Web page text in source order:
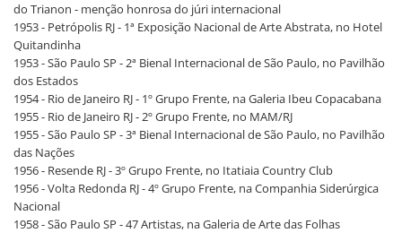
do Trianon - menção honrosa do júri internacional
1953 - Petrópolis RJ - 1ª Exposição Nacional de Arte Abstrata, no Hotel
Quitandinha
1953 - São Paulo SP - 2ª Bienal Internacional de São Paulo, no Pavilhão
dos Estados
1954 - Rio de Janeiro RJ - 1º Grupo Frente, na Galeria Ibeu Copacabana
1955 - Rio de Janeiro RJ - 2º Grupo Frente, no MAM/RJ
1955 - São Paulo SP - 3ª Bienal Internacional de São Paulo, no Pavilhão
das Nações
1956 - Resende RJ - 3º Grupo Frente, no Itatiaia Country Club
1956 - Volta Redonda RJ - 4º Grupo Frente, na Companhia Siderúrgica
Nacional
1958 - São Paulo SP - 47 Artistas, na Galeria de Arte das Folhas